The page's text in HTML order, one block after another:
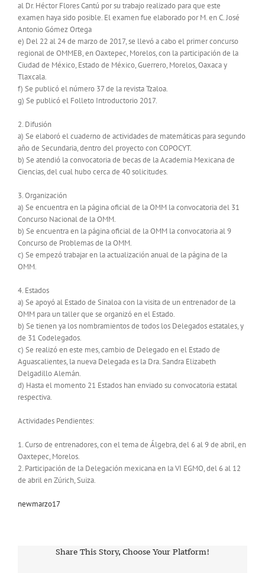
al Dr. Héctor Flores Cantú por su trabajo realizado para que este
examen haya sido posible. El examen fue elaborado por M. en C. José
Antonio Gómez Ortega
e) Del 22 al 24 de marzo de 2017, se llevó a cabo el primer concurso
regional de OMMEB, en Oaxtepec, Morelos, con la participación de la
Ciudad de México, Estado de México, Guerrero, Morelos, Oaxaca y
Tlaxcala.
f) Se publicó el número 37 de la revista Tzaloa.
g) Se publicó el Folleto Introductorio 2017.
2. Difusión
a) Se elaboró el cuaderno de actividades de matemáticas para segundo
año de Secundaria, dentro del proyecto con COPOCYT.
b) Se atendió la convocatoria de becas de la Academia Mexicana de
Ciencias, del cual hubo cerca de 40 solicitudes.
3. Organización
a) Se encuentra en la página oficial de la OMM la convocatoria del 31
Concurso Nacional de la OMM.
b) Se encuentra en la página oficial de la OMM la convocatoria al 9
Concurso de Problemas de la OMM.
c) Se empezó trabajar en la actualización anual de la página de la
OMM.
4. Estados
a) Se apoyó al Estado de Sinaloa con la visita de un entrenador de la
OMM para un taller que se organizó en el Estado.
b) Se tienen ya los nombramientos de todos los Delegados estatales, y
de 31 Codelegados.
c) Se realizó en este mes, cambio de Delegado en el Estado de
Aguascalientes, la nueva Delegada es la Dra. Sandra Elizabeth
Delgadillo Alemán.
d) Hasta el momento 21 Estados han enviado su convocatoria estatal
respectiva.
Actividades Pendientes:
1. Curso de entrenadores, con el tema de Álgebra, del 6 al 9 de abril, en
Oaxtepec, Morelos.
2. Participación de la Delegación mexicana en la VI EGMO, del 6 al 12
de abril en Zúrich, Suiza.
newmarzo17
Share This Story, Choose Your Platform!